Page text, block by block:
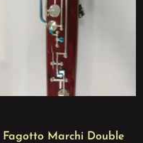
Fagotto Marchi Double